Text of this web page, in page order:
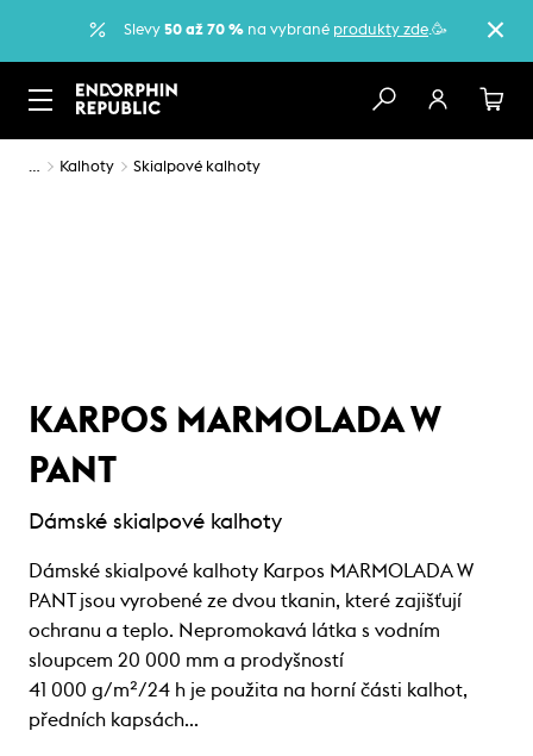
Slevy 50 až 70 % na vybrané produkty zde.🥳
… Kalhoty Skialpové kalhoty
KARPOS MARMOLADA W
PANT
Dámské skialpové kalhoty
Dámské skialpové kalhoty Karpos MARMOLADA W
PANT jsou vyrobené ze dvou tkanin, které zajišťují
ochranu a teplo. Nepromokavá látka s vodním
sloupcem 20 000 mm a prodyšností
41 000 g/m²/24 h je použita na horní části kalhot,
předních kapsách…